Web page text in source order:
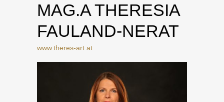
MAG.A THERESIA
FAULAND-NERAT
www.theres-art.at